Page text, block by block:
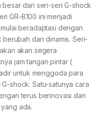
dari seri-seri G-shock
GR-B100 ini menjadi
beradaptasi dengan
dan dinamis. Seri-
akan segera
jam tangan pintar (
untuk menggoda para
shock. Satu-satunya cara
terus berinovasi dan
ada.